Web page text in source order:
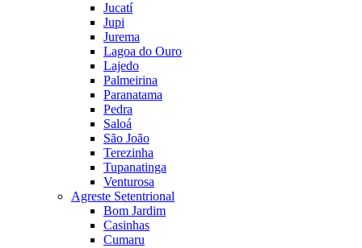
Jucatí
Jupi
Jurema
Lagoa do Ouro
Lajedo
Palmeirina
Paranatama
Pedra
Saloá
São João
Terezinha
Tupanatinga
Venturosa
Agreste Setentrional
Bom Jardim
Casinhas
Cumaru